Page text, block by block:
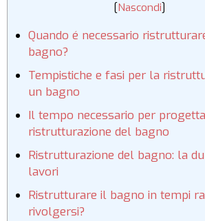
[Nascondi]
Quando é necessario
bagno?
Tempistiche e fasi per la
un bagno
Il tempo necessario per
ristrutturazione del bagno
Ristrutturazione del bagno: la
lavori
Ristrutturare il bagno in tempi
rivolgersi?